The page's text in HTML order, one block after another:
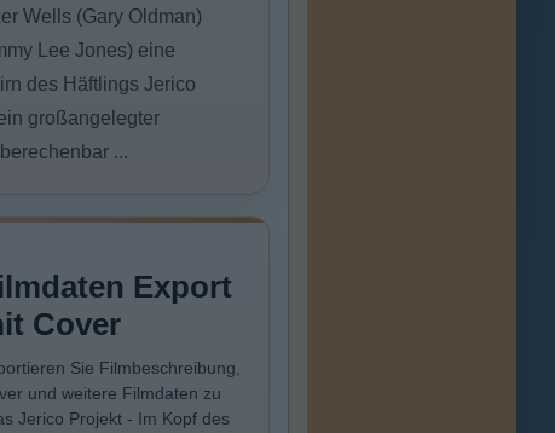
Wells (Gary Oldman)
Lee Jones) eine
des Häftlings Jerico
großangelegter
...
Export
Cover
Sie Filmbeschreibung,
und weitere Filmdaten zu
Jerico Projekt - Im Kopf des